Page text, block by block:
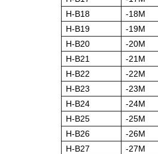
H-B18
-18М
H-B19
-19М
H-B20
-20М
H-B21
-21М
H-B22
-22М
H-B23
-23М
H-B24
-24М
H-B25
-25М
Н-В26
-26М
Н-В27
-27М